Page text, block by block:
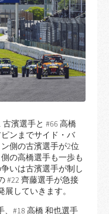
濱選手と #66 高橋
ンまでサイド・バ
側の古濱選手が2位
の高橋選手も一歩も
いは古濱選手が制し
#22 齊藤選手が急接
していきます。
、#18 高橋 和也選手